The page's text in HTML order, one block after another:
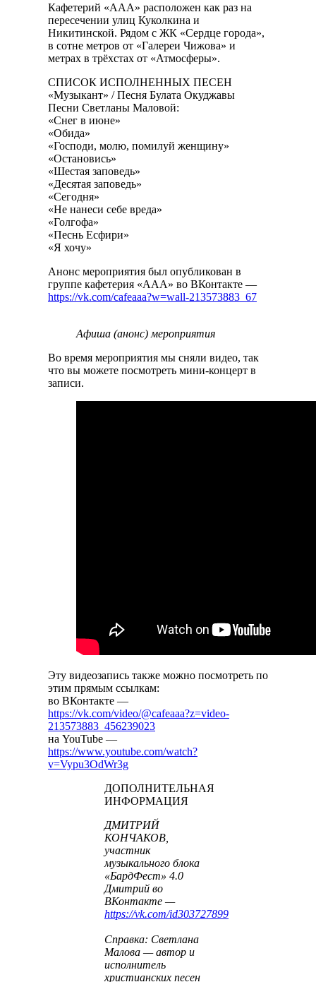
Кафетерий «ААА» расположен как раз на
пересечении улиц Куколкина и
Никитинской. Рядом с ЖК «Сердце города»,
в сотне метров от «Галереи Чижова» и
метрах в трёхстах от «Атмосферы».
СПИСОК ИСПОЛНЕННЫХ ПЕСЕН
«Музыкант» / Песня Булата Окуджавы
Песни Светланы Маловой:
«Снег в июне»
«Обида»
«Господи, молю, помилуй женщину»
«Остановись»
«Шестая заповедь»
«Десятая заповедь»
«Сегодня»
«Не нанеси себе вреда»
«Голгофа»
«Песнь Есфири»
«Я хочу»
Анонс мероприятия был опубликован в
группе кафетерия «ААА» во ВКонтакте —
https://vk.com/cafeaaa?w=wall-213573883_67
Афиша (анонс) мероприятия
Во время мероприятия мы сняли видео, так
что вы можете посмотреть мини-концерт в
записи.
Эту видеозапись также можно посмотреть по
этим прямым ссылкам:
во ВКонтакте —
https://vk.com/video/@cafeaaa?z=video-
213573883_456239023
на YouTube —
https://www.youtube.com/watch?
v=Vypu3OdWr3g
ДОПОЛНИТЕЛЬНАЯ
ИНФОРМАЦИЯ
ДМИТРИЙ
КОНЧАКОВ,
участник
музыкального блока
«БардФест» 4.0
Дмитрий во
ВКонтакте —
https://vk.com/id303727899
Справка: Светлана
Малова — автор и
исполнитель
христианских песен